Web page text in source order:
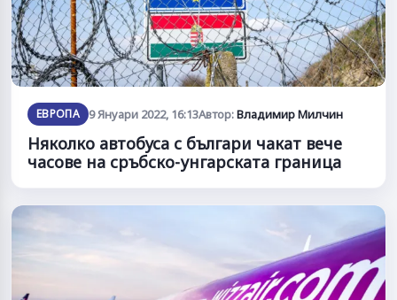
ЕВРОПА 9 Януари 2022, 16:13Автор:Владимир Милчин
Няколко автобуса с българи чакат вече
часове на сръбско-унгарската граница